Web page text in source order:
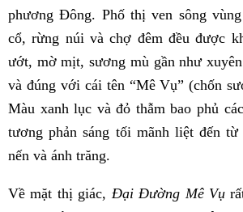
phương Đông. Phố thị ven sông
cổ, rừng núi và chợ đêm đều được
ướt, mờ mịt, sương mù gần như
và đúng với cái tên “Mê Vụ” (chốn
Màu xanh lục và đỏ thẫm bao phủ
tương phản sáng tối mãnh liệt đến từ
nến và ánh trăng.
Về mặt thị giác, Đại Đường Mê Vụ